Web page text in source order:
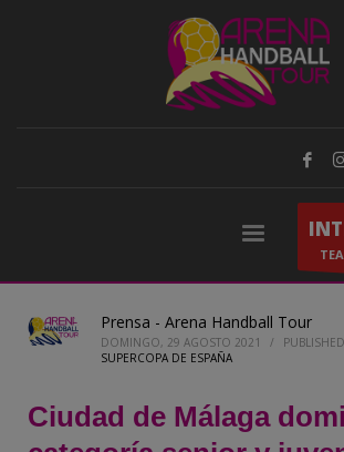
Prensa - Arena Handball Tour
DOMINGO, 29 AGOSTO 2021 /
SUPERCOPA DE ESPAÑA
Ciudad de Málaga